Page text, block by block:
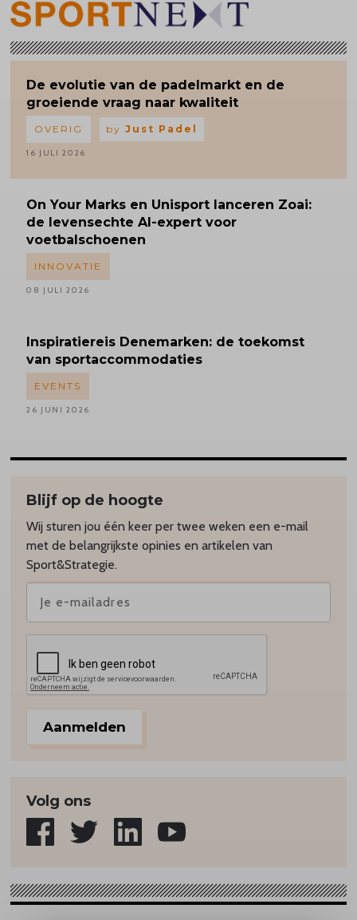
De evolutie van de padelmarkt en de
groeiende vraag naar kwaliteit
OVERIG by Just Padel
16 JULI 2026
On Your Marks en Unisport lanceren Zoai:
de levensechte AI-expert voor
voetbalschoenen
INNOVATIE
08 JULI 2026
Inspiratiereis Denemarken: de toekomst
van sportaccommodaties
EVENTS
26 JUNI 2026
Blijf op de hoogte
Wij sturen jou één keer per twee weken een e-mail
met de belangrijkste opinies en artikelen van
Sport&Strategie.
Aanmelden
Volg ons